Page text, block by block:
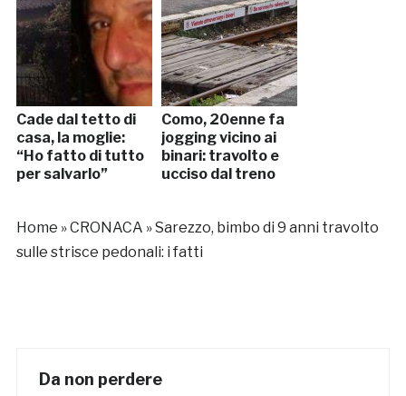
Cade dal tetto di
casa, la moglie:
“Ho fatto di tutto
per salvarlo”
Como, 20enne fa
jogging vicino ai
binari: travolto e
ucciso dal treno
Home »CRONACA »Sarezzo, bimbo di 9 anni travolto
sulle strisce pedonali: i fatti
Da non perdere